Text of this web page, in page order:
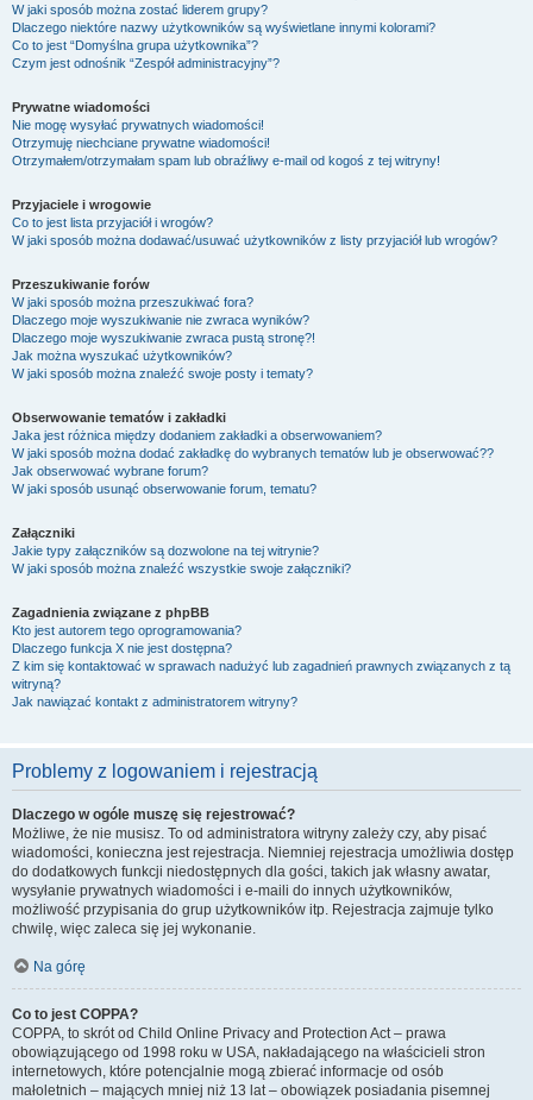
W jaki sposób można zostać liderem grupy?
Dlaczego niektóre nazwy użytkowników są wyświetlane innymi kolorami?
Co to jest “Domyślna grupa użytkownika”?
Czym jest odnośnik “Zespół administracyjny”?
Prywatne wiadomości
Nie mogę wysyłać prywatnych wiadomości!
Otrzymuję niechciane prywatne wiadomości!
Otrzymałem/otrzymałam spam lub obraźliwy e-mail od kogoś z tej witryny!
Przyjaciele i wrogowie
Co to jest lista przyjaciół i wrogów?
W jaki sposób można dodawać/usuwać użytkowników z listy przyjaciół lub wrogów?
Przeszukiwanie forów
W jaki sposób można przeszukiwać fora?
Dlaczego moje wyszukiwanie nie zwraca wyników?
Dlaczego moje wyszukiwanie zwraca pustą stronę?!
Jak można wyszukać użytkowników?
W jaki sposób można znaleźć swoje posty i tematy?
Obserwowanie tematów i zakładki
Jaka jest różnica między dodaniem zakładki a obserwowaniem?
W jaki sposób można dodać zakładkę do wybranych tematów lub je obserwować??
Jak obserwować wybrane forum?
W jaki sposób usunąć obserwowanie forum, tematu?
Załączniki
Jakie typy załączników są dozwolone na tej witrynie?
W jaki sposób można znaleźć wszystkie swoje załączniki?
Zagadnienia związane z phpBB
Kto jest autorem tego oprogramowania?
Dlaczego funkcja X nie jest dostępna?
Z kim się kontaktować w sprawach nadużyć lub zagadnień prawnych związanych z tą
witryną?
Jak nawiązać kontakt z administratorem witryny?
Problemy z logowaniem i rejestracją
Dlaczego w ogóle muszę się rejestrować?
Możliwe, że nie musisz. To od administratora witryny zależy czy, aby pisać
wiadomości, konieczna jest rejestracja. Niemniej rejestracja umożliwia dostęp
do dodatkowych funkcji niedostępnych dla gości, takich jak własny awatar,
wysyłanie prywatnych wiadomości i e-maili do innych użytkowników,
możliwość przypisania do grup użytkowników itp. Rejestracja zajmuje tylko
chwilę, więc zaleca się jej wykonanie.
Na górę
Co to jest COPPA?
COPPA, to skrót od Child Online Privacy and Protection Act – prawa
obowiązującego od 1998 roku w USA, nakładającego na właścicieli stron
internetowych, które potencjalnie mogą zbierać informacje od osób
małoletnich – mających mniej niż 13 lat – obowiązek posiadania pisemnej